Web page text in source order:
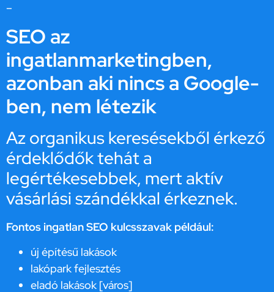
–
SEO az
ingatlanmarketingben,
azonban aki nincs a Google-
ben, nem létezik
Az organikus keresésekből érkező
érdeklődők tehát a
legértékesebbek, mert aktív
vásárlási szándékkal érkeznek.
Fontos ingatlan SEO kulcsszavak például:
új építésű lakások
lakópark fejlesztés
eladó lakások [város]